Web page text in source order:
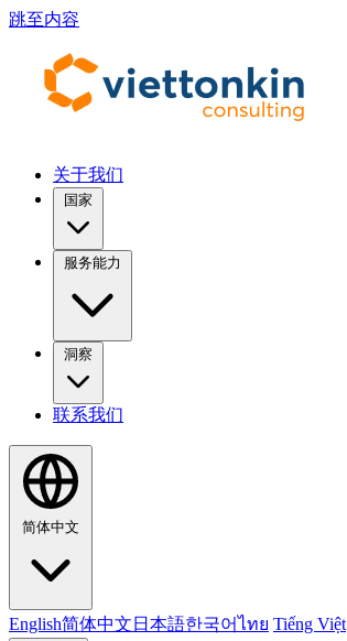
跳至内容
关于我们
国家
服务能力
洞察
联系我们
简体中文
English简体中文 日本語한국어ไทย Tiếng Việt